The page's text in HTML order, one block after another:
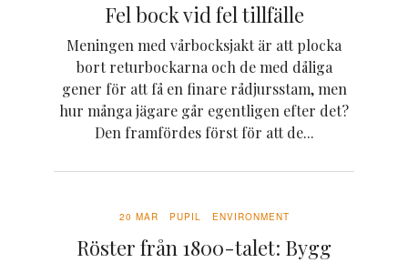
Fel bock vid fel tillfälle
Meningen med vårbocksjakt är att plocka
bort returbockarna och de med dåliga
gener för att få en finare rådjursstam, men
hur många jägare går egentligen efter det?
Den framfördes först för att de...
20 MAR PUPIL ENVIRONMENT
Röster från 1800-talet: Bygg